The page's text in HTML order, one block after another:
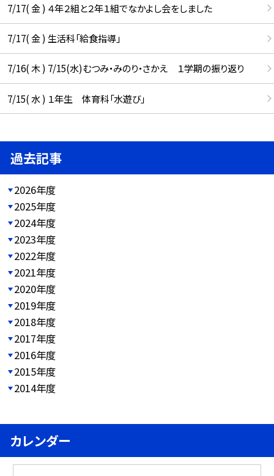
7/17( 金 ) ４年２組と２年１組でなかよし会をしました
7/17( 金 ) 生活科「給食指導」
7/16( 木 ) 7/15(水)むつみ・みのり・さかえ １学期の振り返り
7/15( 水 ) １年生 体育科「水遊び」
過去記事
2026年度
2025年度
2024年度
2023年度
2022年度
2021年度
2020年度
2019年度
2018年度
2017年度
2016年度
2015年度
2014年度
カレンダー